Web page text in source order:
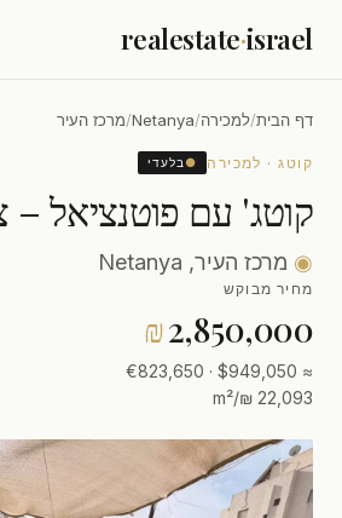
realestate·israel
דף הבית/למכירה/
Netanya
/מרכז העיר
קוטג · למכירה ● בלעדי
קוטג' עם פוטנציאל –
◉ מרכז העיר, Netanya
מחיר מבוקש
₪2,850,000
≈ $949,050 · €823,650
22,093 ₪/m²